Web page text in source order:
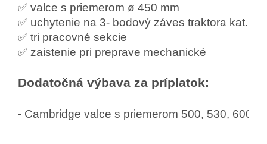
✅ valce s priemerom ø 450 mm
✅ uchytenie na 3- bodový záves traktora kat. 2
✅ tri pracovné sekcie
✅ zaistenie pri preprave mechanické
Dodatočná výbava za príplatok:
- Cambridge valce s priemerom 500, 530, 600